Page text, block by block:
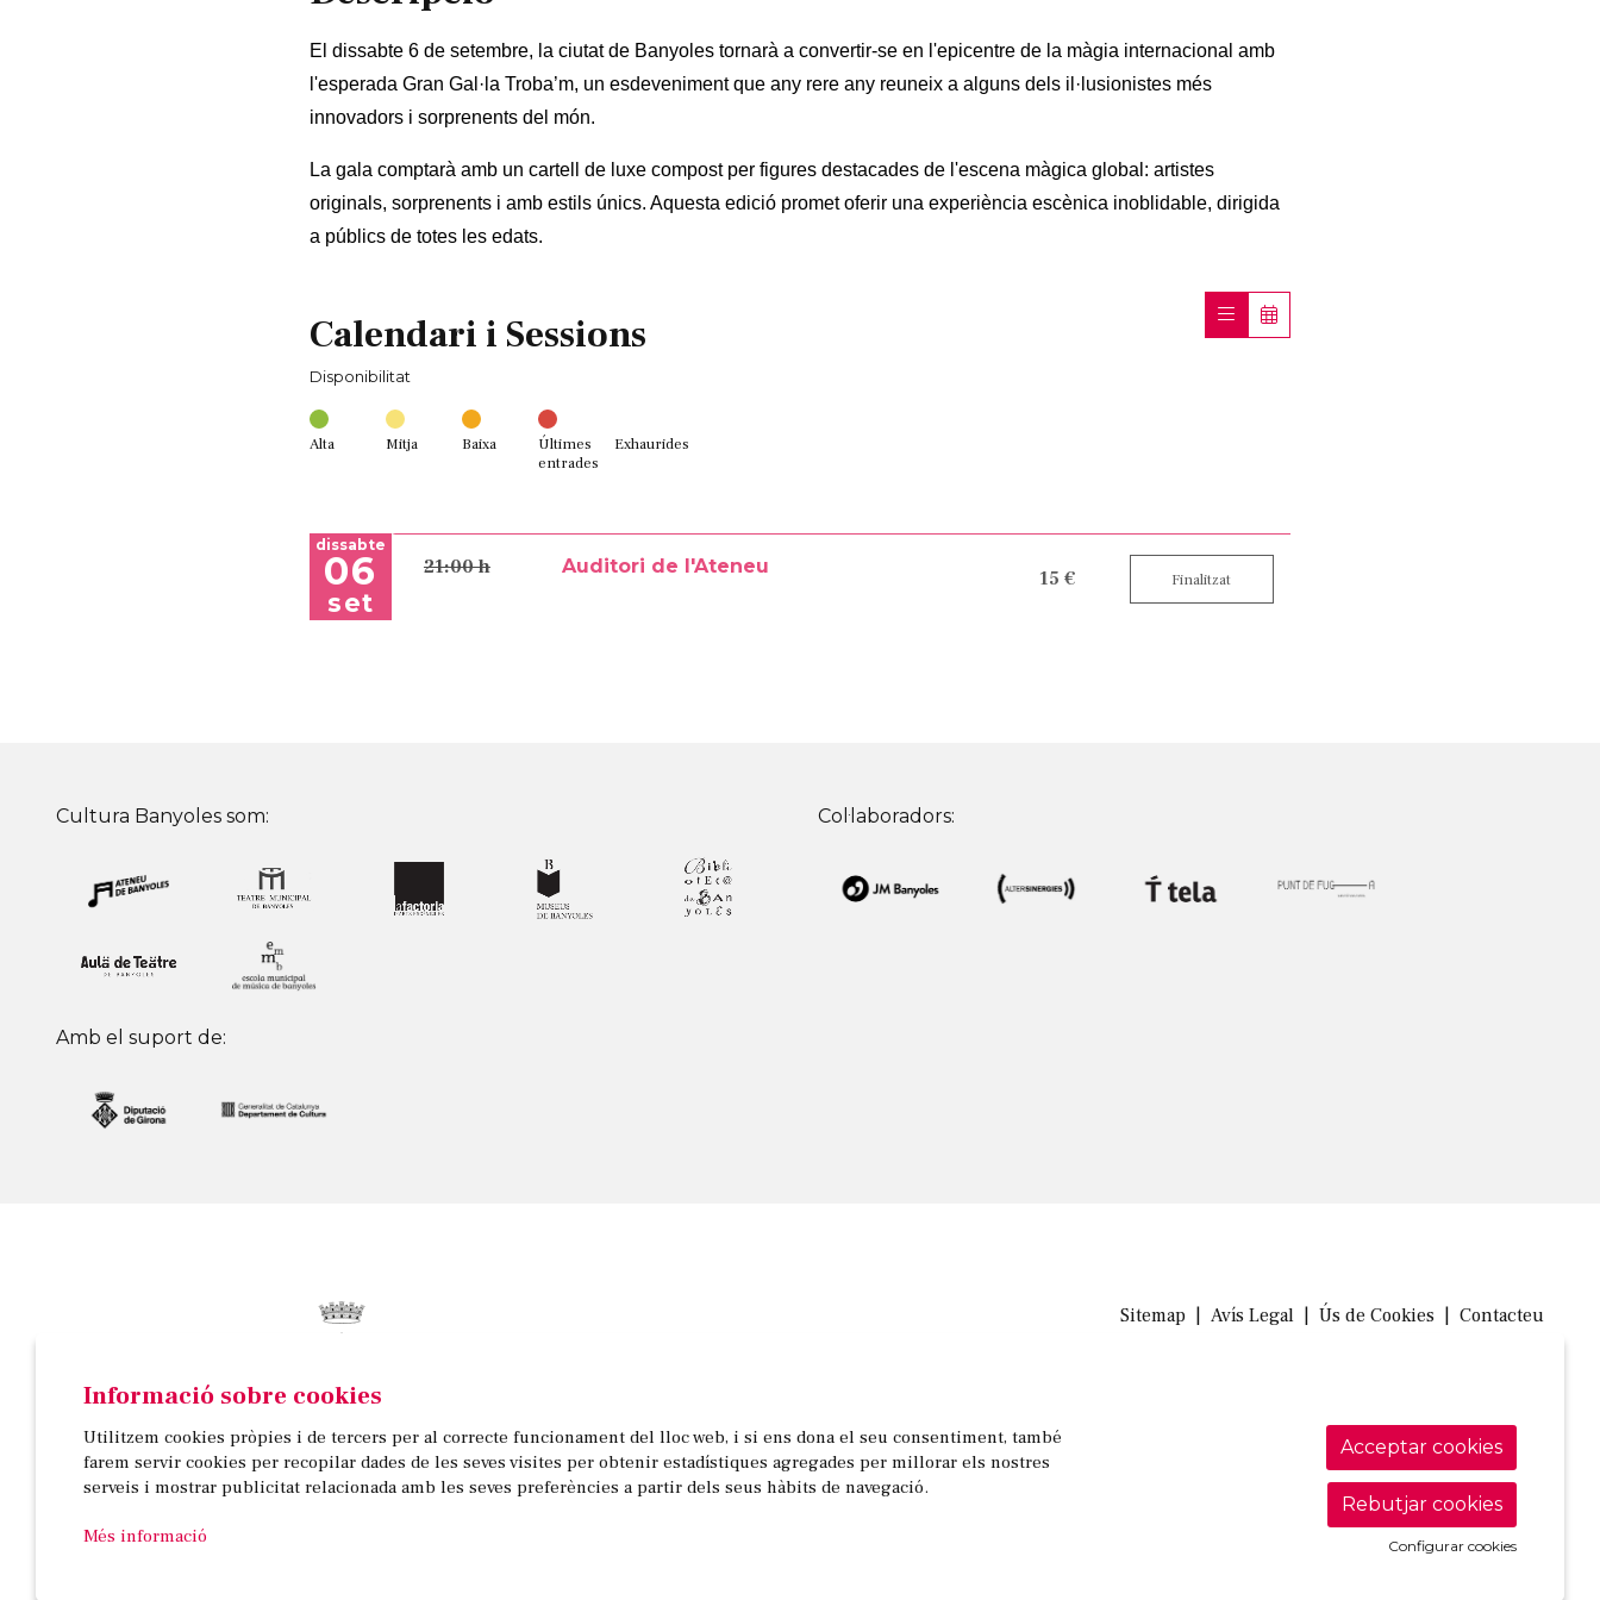
El dissabte 6 de setembre, la ciutat de Banyoles tornarà a convertir-se en l'epicentre de la màgia internacional amb
l'esperada Gran Gal·la Troba’m, un esdeveniment que any rere any reuneix a alguns dels il·lusionistes més
innovadors i sorprenents del món.
La gala comptarà amb un cartell de luxe compost per figures destacades de l'escena màgica global: artistes
originals, sorprenents i amb estils únics. Aquesta edició promet oferir una experiència escènica inoblidable, dirigida
a públics de totes les edats.
Calendari i Sessions
Disponibilitat
Alta Mitja Baixa
Últimes
entrades
Exhaurides
dissabte
06
set
21:00 h Auditori de l'Ateneu
15 € Finalitzat
Cultura Banyoles som:
Amb el suport de:
Col·laboradors:
Passeig de la Indústria, 25, 3a planta | 17820 Banyoles
972 58 18 48 | 972 57 00 50
Sitemap Avís Legal Ús de Cookies Contacteu
Informació sobre cookies
Utilitzem cookies pròpies i de tercers per al correcte funcionament del lloc web, i si ens dona el seu consentiment, també
farem servir cookies per recopilar dades de les seves visites per obtenir estadístiques agregades per millorar els nostres
serveis i mostrar publicitat relacionada amb les seves preferències a partir dels seus hàbits de navegació.
Més informació
Acceptar cookies
Rebutjar cookies
Configurar cookies